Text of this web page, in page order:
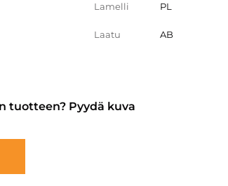
Lamelli PL
Laatu AB
tuotteen? Pyydä kuva